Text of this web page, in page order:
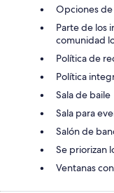
Opciones
Parte de los
comunidad
Política de
Política
Sala de baile
Sala para
Salón de
Se priorizan
Ventanas